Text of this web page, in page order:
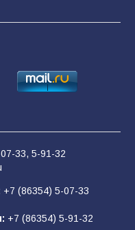
освоили
ходе
почему
— это
герой
33, 5-91-32
+7 (86354) 5-07-33
+7 (86354) 5-91-32